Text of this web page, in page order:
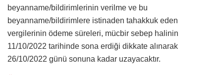
beyanname/bildirimlerinin verilme ve bu
beyanname/bildirimlere istinaden tahakkuk eden
vergilerinin ödeme süreleri, mücbir sebep halinin
11/10/2022 tarihinde sona erdiği dikkate alınarak
26/10/2022 günü sonuna kadar uzayacaktır.